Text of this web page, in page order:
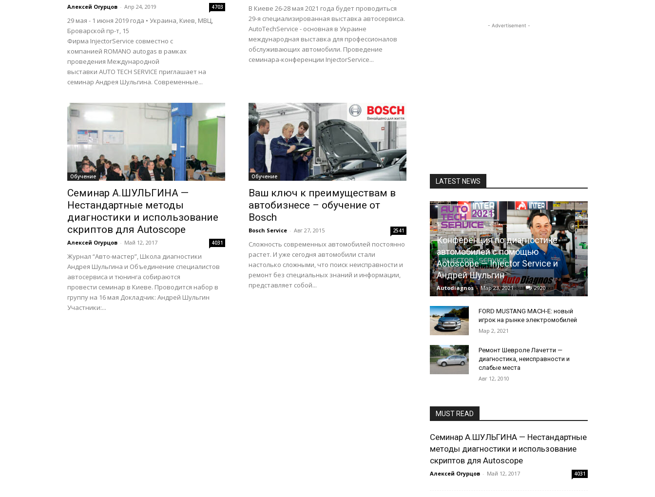
Алексей Огурцов - Апр 24, 2019 4703
29 мая - 1 июня 2019 года • Украина, Киев, МВЦ,
Броварской пр-т, 15
Фирма InjectorService совместно с
компанией ROMANO autogas в рамках
проведения Международной
выставки AUTO TECH SERVICE приглашает на
семинар Андрея Шульгина. Современные...
В Киеве 26-28 мая 2021 года будет проводиться
29-я специализированная выставка автосервиса.
AutoTechService - основная в Украине
международная выставка для профессионалов
обслуживающих автомобили. Проведение
семинара-конференции InjectorService...
Обучение
Семинар А.ШУЛЬГИНА —
Нестандартные методы
диагностики и использование
скриптов для Autoscope
Алексей Огурцов - Май 12, 2017 4031
Журнал “Авто-мастер”, Школа диагностики
Андрея Шульгина и Объединение специалистов
автосервиса и тюнинга собираются
провести семинар в Киеве. Проводится набор в
группу на 16 мая Докладчик: Андрей Шульгин
Участники:...
Обучение
Ваш ключ к преимуществам в
автобизнесе – обучение от
Bosch
Bosch Service - Авг 27, 2015 2541
Сложность современных автомобилей постоянно
растет. И уже сегодня автомобили стали
настолько сложными, что поиск неисправности и
ремонт без специальных знаний и информации,
представляет собой...
- Advertisement -
LATEST NEWS
Конференция по диагностике
автомобилей с помощью
Aotoscope — Injector Service и
Андрей Шульгин
Autodiagnos - Мар 23, 2021 2920
FORD MUSTANG MACH-E: новый
игрок на рынке электромобилей
Мар 2, 2021
Ремонт Шевроле Лачетти —
диагностика, неисправности и
слабые места
Авг 12, 2010
MUST READ
Семинар А.ШУЛЬГИНА — Нестандартные
методы диагностики и использование
скриптов для Autoscope
Алексей Огурцов - Май 12, 2017 4031